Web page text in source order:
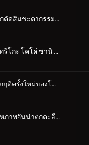
ตอนที่ 115 ศึกตัดสินชะตากรรมมวลมนุษยชาติ!! สี่อสูร VS สี่ราชาแห่งสวรรค์!!
ตอนที่ 116 โทริโกะ โคโค่ ซานิ ม้าลาย พายุโจมตีของสี่ราชาสวรรค์!!
ตอนที่ 117 วิกฤติครั้งใหม่ของโทริโกะ ร่างหลักของสี่อสูรที่กำลังคืบคลาน!
ตอนที่ 118 สหภาพอันน่าตกตะลึงของสี่อสูรและฝนสีเขียว!!